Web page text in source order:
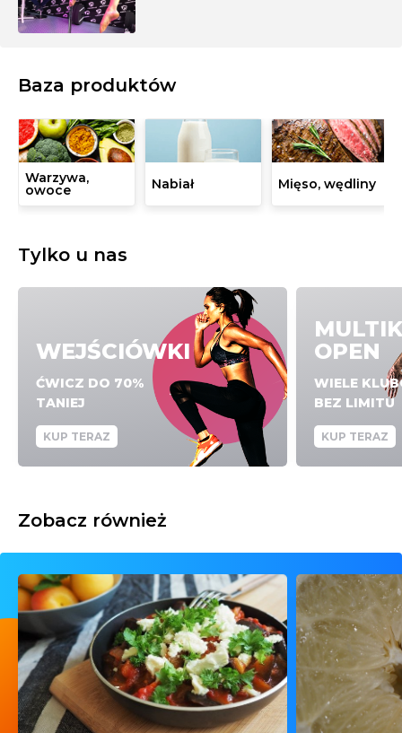
Baza produktów
Warzywa,
owoce Nabiał Mięso, wędliny
Tylko u nas
WEJŚCIÓWKI
ĆWICZ DO 70%
TANIEJ
KUP TERAZ
OPEN
WIELE
BEZ LIMITU
KUP TERAZ
Zobacz również